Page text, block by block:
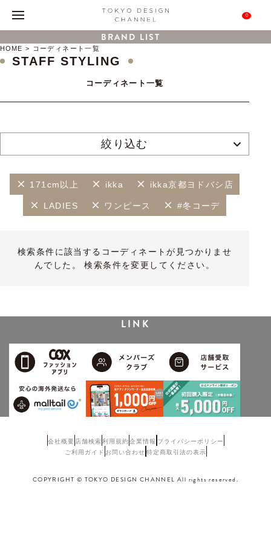
0
BRAND LIST
HOME コーディネート一覧
STAFF STYLING
コーディネート一覧
絞り込む
171cm以上 ikka ikka京都ヨドバシ店
LADIES ワンピース #冬コーデ
検索条件に該当するコーディネートが見つかりませ
んでした。 検索条件を変更してください。
LINK
会社概要 店舗検索利用規約企業情報 プライバシーポリシー
ご利用ガイド お問い合わせ 特定商取引法の表示
COPYRIGHT © TOKYO DESIGN CHANNEL All rights reserved.